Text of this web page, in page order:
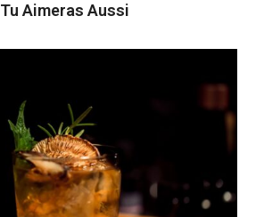
Tu Aimeras Aussi